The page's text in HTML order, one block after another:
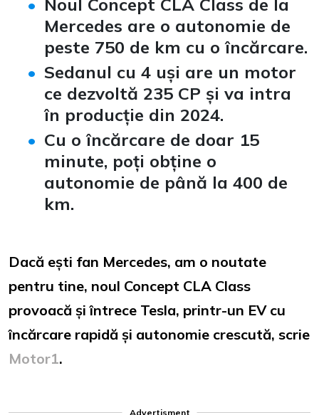
Mercedes are o autonomie de
peste 750 de km cu o încărcare.
Sedanul cu 4 uși are un motor
ce dezvoltă 235 CP și va intra
în producție din 2024.
Cu o încărcare de doar 15
minute, poți obține o
autonomie de până la 400 de
km.
Dacă ești fan Mercedes, am o noutate
pentru tine, noul Concept CLA Class
provoacă și întrece Tesla, printr-un EV cu
încărcare rapidă și autonomie crescută, scrie
Motor1.
Advertisment